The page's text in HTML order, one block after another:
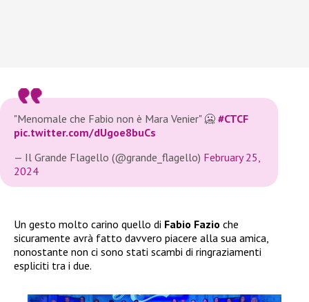
"Menomale che Fabio non è Mara Venier" 🥶 #CTCF
pic.twitter.com/dUgoe8buCs
— Il Grande Flagello (@grande_flagello) February 25,
2024
Un gesto molto carino quello di Fabio Fazio che
sicuramente avrà fatto davvero piacere alla sua amica,
nonostante non ci sono stati scambi di ringraziamenti
espliciti tra i due.